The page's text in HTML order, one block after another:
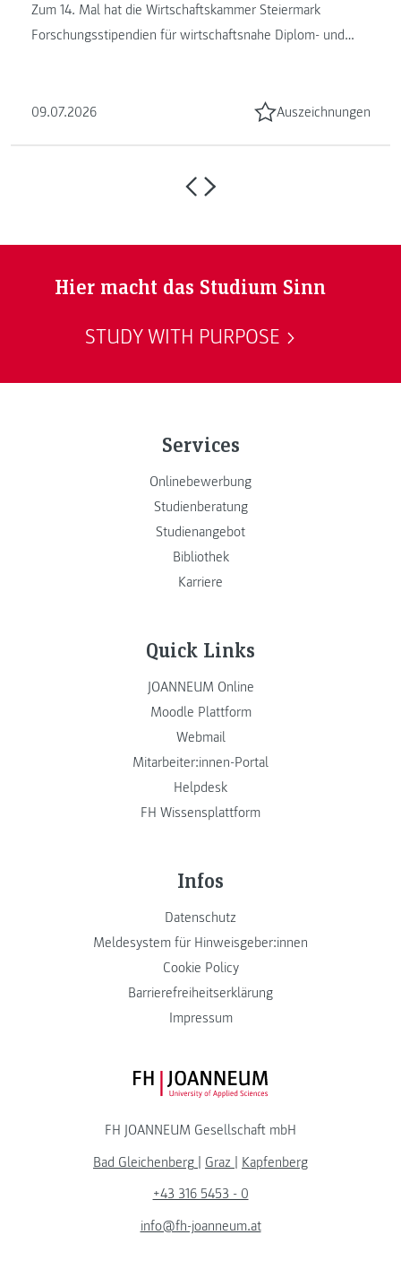
Zum 14. Mal hat die Wirtschaftskammer Steiermark
Forschungsstipendien für wirtschaftsnahe Diplom- und
09.07.2026 Auszeichnungen
Hier macht das Studium Sinn
STUDY WITH PURPOSE
Services
Onlinebewerbung
Studienberatung
Studienangebot
Bibliothek
Karriere
Quick Links
JOANNEUM Online
Moodle Plattform
Webmail
Mitarbeiter:innen-Portal
Helpdesk
FH Wissensplattform
Infos
Datenschutz
Meldesystem für Hinweisgeber:innen
Cookie Policy
Barrierefreiheitserklärung
Impressum
FH JOANNEUM Logo
FH JOANNEUM Gesellschaft mbH
Bad Gleichenberg | Graz | Kapfenberg
+43 316 5453 - 0
info@fh-joanneum.at